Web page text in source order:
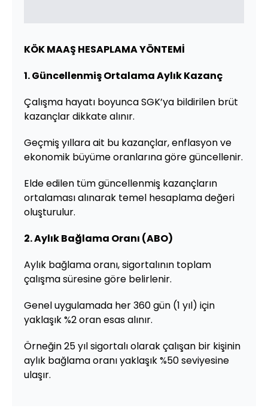
KÖK MAAŞ HESAPLAMA YÖNTEMİ
1. Güncellenmiş Ortalama Aylık Kazanç
Çalışma hayatı boyunca SGK’ya bildirilen brüt
kazançlar dikkate alınır.
Geçmiş yıllara ait bu kazançlar, enflasyon ve
ekonomik büyüme oranlarına göre güncellenir.
Elde edilen tüm güncellenmiş kazançların
ortalaması alınarak temel hesaplama değeri
oluşturulur.
2. Aylık Bağlama Oranı (ABO)
Aylık bağlama oranı, sigortalının toplam
çalışma süresine göre belirlenir.
Genel uygulamada her 360 gün (1 yıl) için
yaklaşık %2 oran esas alınır.
Örneğin 25 yıl sigortalı olarak çalışan bir kişinin
aylık bağlama oranı yaklaşık %50 seviyesine
ulaşır.